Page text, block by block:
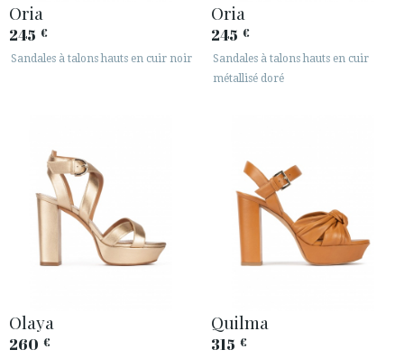
· CHANGEMENTS ET REMBOURSEMENTS
· POLITIQUE DE CONFIDENTIALITÉ
· TERMES ET CONDITIONS
ESPACE CLIENTS B2B
SECURE WEB SSL CERTIFICATE © 2026 PURA LOPEZ
Oria
245 €
Sandales à talons hauts en cuir noir
Oria
245 €
Sandales à talons hauts en cuir
métallisé doré
Olaya
260 €
Quilma
315 €